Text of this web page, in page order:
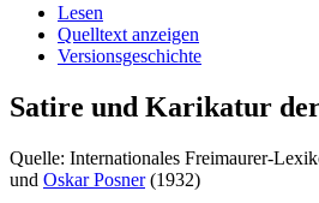
Lesen
Quelltext anzeigen
Versionsgeschichte
Satire und Karikatur
Quelle: Internationales Freimaurer-
und Oskar Posner(1932)